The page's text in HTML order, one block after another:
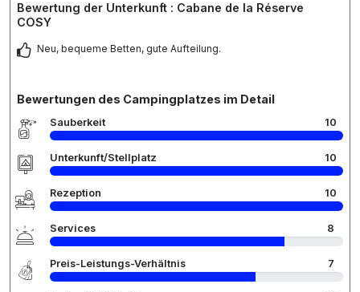
Bewertung der Unterkunft : Cabane de la Réserve
COSY
Neu, bequeme Betten, gute Aufteilung.
Bewertungen des Campingplatzes im Detail
Sauberkeit 10
Unterkunft/Stellplatz 10
Rezeption 10
Services 8
Preis-Leistungs-Verhältnis 7